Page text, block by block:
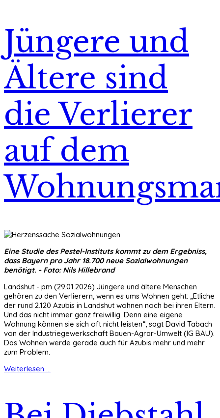
Jüngere und
Ältere sind
die Verlierer
auf dem
Eine Studie des Pestel-Instituts kommt zu dem Ergebniss,
dass Bayern pro Jahr 18.700 neue Sozialwohnungen
benötigt. - Foto: Nils Hillebrand
Landshut - pm (29.01.2026) Jüngere und ältere Menschen
gehören zu den Verlierern, wenn es ums Wohnen geht: „Etliche
der rund 2.120 Azubis in Landshut wohnen noch bei ihren Eltern.
Und das nicht immer ganz freiwillig. Denn eine eigene
Wohnung können sie sich oft nicht leisten“, sagt David Tabach
von der Industriegewerkschaft Bauen-Agrar-Umwelt (IG BAU).
Das Wohnen werde gerade auch für Azubis mehr und mehr
zum Problem.
Weiterlesen ...